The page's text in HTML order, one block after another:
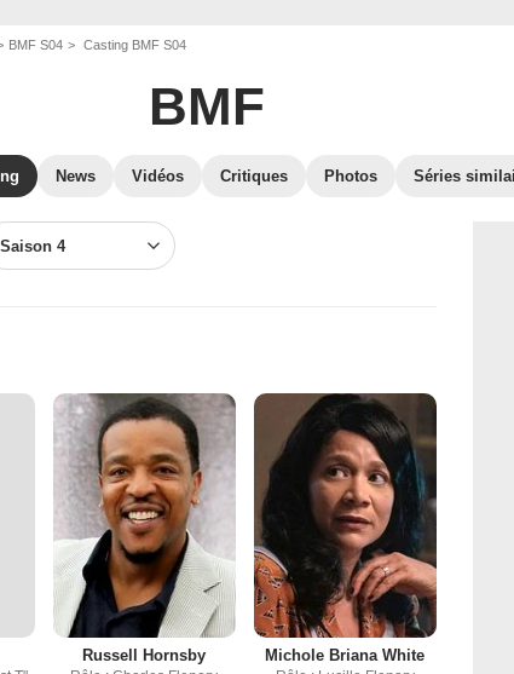
BMF S04 Casting BMF S04
BMF
News Vidéos Critiques Photos Séries
Saison 4
Russell Hornsby Michole Briana White